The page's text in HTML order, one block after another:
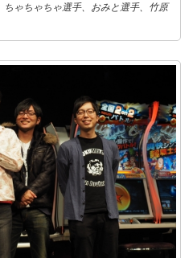
ゃちゃちゃ選手、おみと選手、竹原